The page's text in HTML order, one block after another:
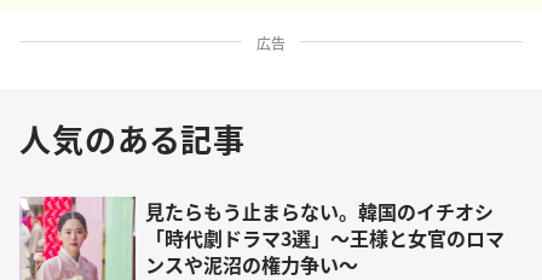
広告
人気のある記事
見たらもう止まらない。韓国のイチオシ
「時代劇ドラマ3選」～王様と女官のロマ
ンスや泥沼の権力争い～